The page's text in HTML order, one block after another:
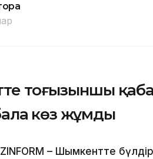
тоғызыншы
көз жұмды
– Шымкентте